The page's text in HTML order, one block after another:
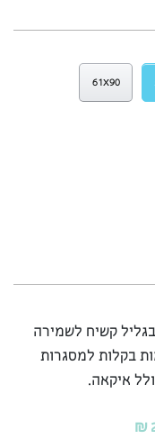
61x90
קשיח לשמירה
בקלות למסגרות
איקאה.